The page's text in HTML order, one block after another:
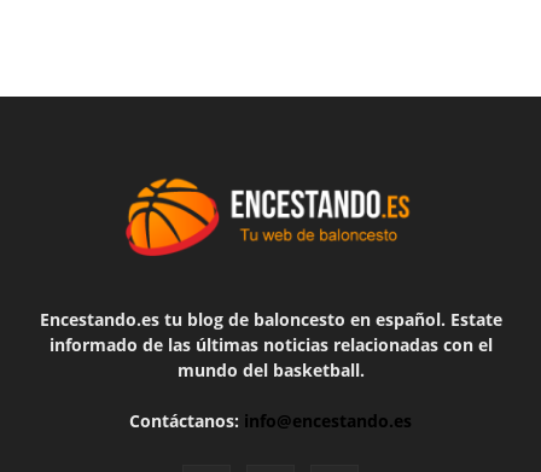
Encestando.es tu blog de baloncesto en español. Estate
informado de las últimas noticias relacionadas con el
mundo del basketball.
Contáctanos: info@encestando.es